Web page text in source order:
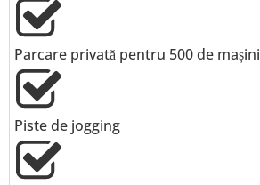
Parcare privată pentru 500 de mașini
Piste de jogging